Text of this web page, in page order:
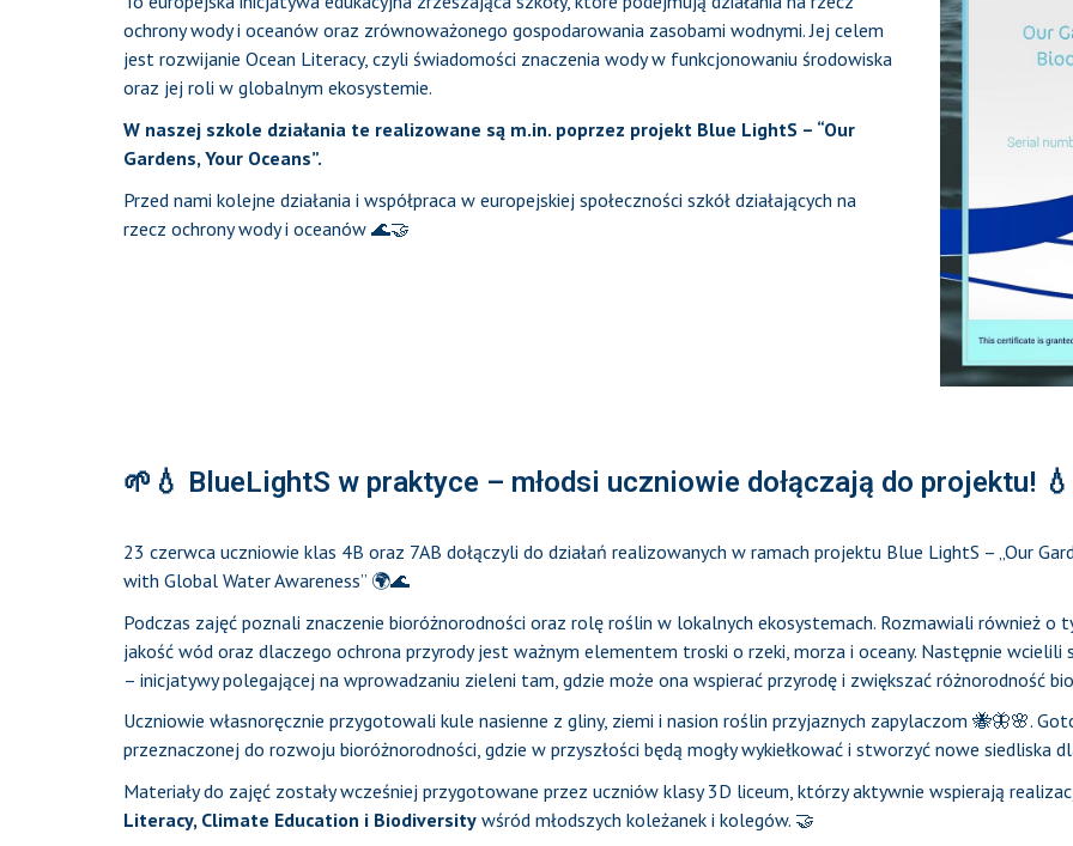
ochrony wody i oceanów oraz zrównoważonego gospodarowania zasobami wodnymi. Jej celem
jest rozwijanie Ocean Literacy, czyli świadomości znaczenia wody w funkcjonowaniu środowiska
oraz jej roli w globalnym ekosystemie.
W naszej szkole działania te realizowane są m.in. poprzez projekt Blue LightS – “Our
Gardens, Your Oceans”.
Przed nami kolejne działania i współpraca w europejskiej społeczności szkół działających na
rzecz ochrony wody i oceanów 🌊🤝
🌱💧 BlueLightS w praktyce – młodsi uczniowie dołączają do projektu!
23 czerwca uczniowie klas 4B oraz 7AB dołączyli do działań realizowanych w ramach projektu Blue LightS – „Our
with Global Water Awareness” 🌍🌊
Podczas zajęć poznali znaczenie bioróżnorodności oraz rolę roślin w lokalnych ekosystemach. Rozmawiali również o
jakość wód oraz dlaczego ochrona przyrody jest ważnym elementem troski o rzeki, morza i oceany. Następnie
– inicjatywy polegającej na wprowadzaniu zieleni tam, gdzie może ona wspierać przyrodę i zwiększać różnorodność
Uczniowie własnoręcznie przygotowali kule nasienne z gliny, ziemi i nasion roślin przyjaznych zapylaczom 🐝🦋🌸.
przeznaczonej do rozwoju bioróżnorodności, gdzie w przyszłości będą mogły wykiełkować i stworzyć nowe siedliska
Materiały do zajęć zostały wcześniej przygotowane przez uczniów klasy 3D liceum, którzy aktywnie wspierają
Literacy, Climate Education i Biodiversitywśród młodszych koleżanek i kolegów. 🤝